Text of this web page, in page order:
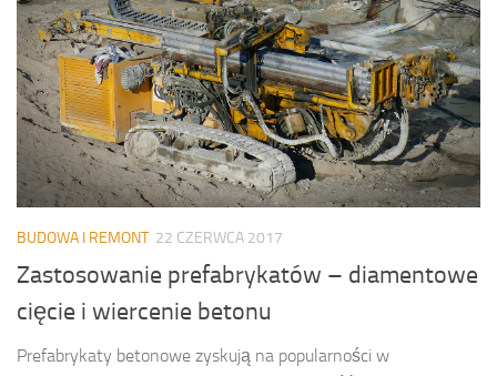
BUDOWA I REMONT 22 CZERWCA 2017
Zastosowanie prefabrykatów – diamentowe
cięcie i wiercenie betonu
Prefabrykaty betonowe zyskują na popularności w